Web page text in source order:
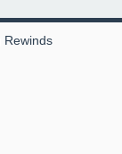
Rewinds